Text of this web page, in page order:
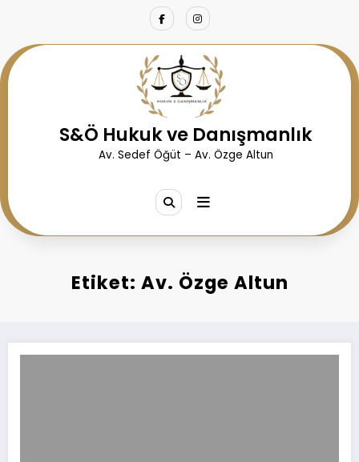
S&Ö Hukuk ve Danışmanlık
Av. Sedef Öğüt – Av. Özge Altun
Etiket: Av. Özge Altun